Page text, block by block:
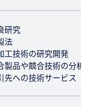
研究
法
工技術の研究開発
製品や競合技術の分析
先への技術サービス